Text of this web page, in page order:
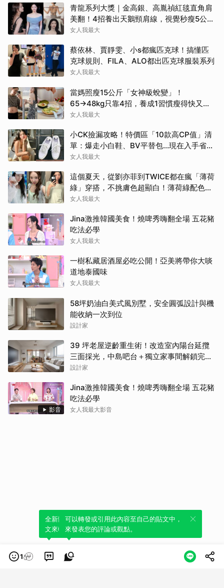
青龍系列大獎｜金高銀、高胤禎紅毯直角肩
美翻！4招養出天鵝頸肩線，視覺秒瘦5公
斤！
女人我最大
蔡依林、賈靜雯、小s都瘋匹克球！搞懂匹
克球規則、FILA、ALO都出匹克球服裝系列
女人我最大
當媽照瘦15公斤「女神級蛻變」！
65→48kg只靠4招，養成1習慣瘦得快又不
復胖
女人我最大
小CK撿漏攻略！特價區「10款高CP值」清
單：爆走小白鞋、BV平替包…現在入手省一
筆
女人我最大
這個夏天，從劉亦菲到TWICE都在瘋「薄荷
綠」穿搭，不挑膚色超顯白！薄荷綠配色公
開
女人我最大
Jina激推韓國美食！燒啤秀嗨翻全場 五花豬
吃法必學
女人我最大
一樹私藏居酒屋必吃公開！亞美將帶你大啖
道地泰國味
女人我最大
58坪奶油白美式風別墅，安全圓弧設計與機
能收納一次到位
設計家
39 坪老屋逆齡重生術！改造室內陽台延攬
三面採光，中島吧台＋獨立家事間解鎖完美
家務路徑
設計家
影音
Jina激推韓國美食！燒啤秀嗨翻全場 五花豬
吃法必學
女人我最大影音
1
全新體驗！一鍵引用此內容，透過發布貼
文來輕鬆表達個人立場。
可以轉發或引用此內容至自己的貼文中，
來發表您的評論或觀點。